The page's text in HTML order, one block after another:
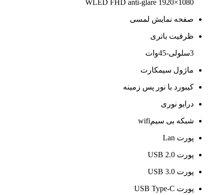
WLED FHD anti-glare 1920×1080
صفحه نمایش لمسی
ظرفیت باتری
3سلولی-45وات
ماژول سیمکارت
کیبورد با نور پس زمینه
درایو نوری
شبکه بی سیمwifi
پورت Lan
پورت USB 2.0
پورت USB 3.0
پورت USB Type-C